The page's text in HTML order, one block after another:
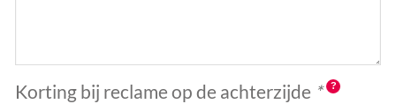
Korting bij reclame op de achterzijde *